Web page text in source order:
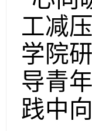
工减
学院
导青
践中